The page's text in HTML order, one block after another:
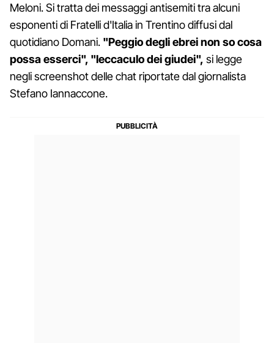
Meloni. Si tratta dei messaggi antisemiti tra alcuni
esponenti di Fratelli d'Italia in Trentino diffusi dal
quotidiano Domani. "Peggio degli ebrei non so cosa
possa esserci", "leccaculo dei giudei", si legge
negli screenshot delle chat riportate dal giornalista
Stefano Iannaccone.